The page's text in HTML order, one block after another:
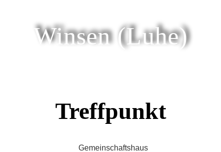
Winsen (Luhe)
Treffpunkt
Gemeinschaftshaus